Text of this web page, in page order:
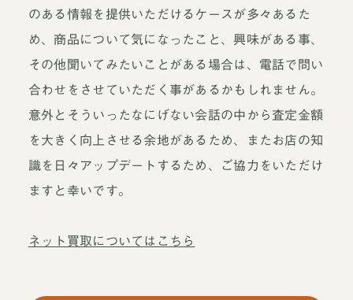
当店について よくあるご質問 お問い合わせ
のある情報を提供いただけるケースが多々あるた
め、商品について気になったこと、興味がある事、
その他聞いてみたいことがある場合は、電話で問い
合わせをさせていただく事があるかもしれません。
意外とそういったなにげない会話の中から査定金額
を大きく向上させる余地があるため、またお店の知
識を日々アップデートするため、ご協力をいただけ
ますと幸いです。
ネット買取についてはこちら